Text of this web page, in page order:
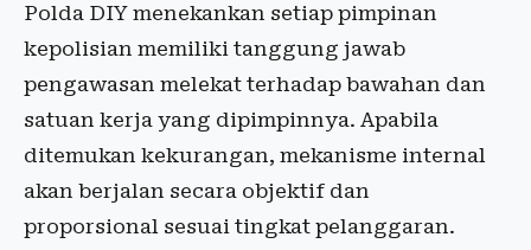
Polda DIY menekankan setiap pimpinan
kepolisian memiliki tanggung jawab
pengawasan melekat terhadap bawahan dan
satuan kerja yang dipimpinnya. Apabila
ditemukan kekurangan, mekanisme internal
akan berjalan secara objektif dan
proporsional sesuai tingkat pelanggaran.